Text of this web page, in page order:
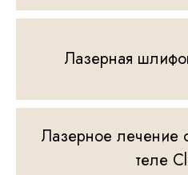
Лазерная
Лазерное лечение
теле